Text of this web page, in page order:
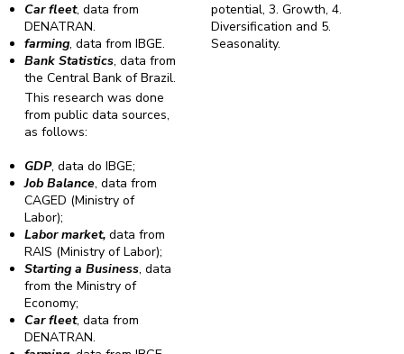
potential, 3. Growth, 4.
Diversification and 5.
Seasonality.
Car fleet, data from
DENATRAN.
farming, data from IBGE.
Bank Statistics, data from
the Central Bank of Brazil.
This research was done
from public data sources,
as follows:
GDP, data do IBGE;
Job Balance, data from
CAGED (Ministry of
Labor);
Labor market,data from
RAIS (Ministry of Labor);
Starting a Business, data
from the Ministry of
Economy;
Car fleet, data from
DENATRAN.